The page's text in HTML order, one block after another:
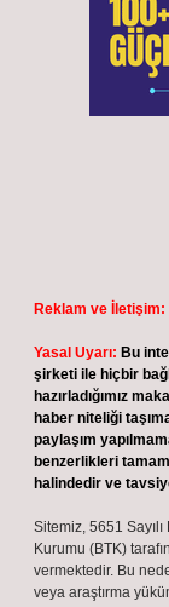
Reklam ve İletişim:
Yasal Uyarı: Bu
şirketi ile hiçbir
hazırladığımız
haber niteliği
paylaşım
benzerlikleri
halindedir ve
Sitemiz, 5651
Kurumu (BTK)
vermektedir. Bu
veya araştırma